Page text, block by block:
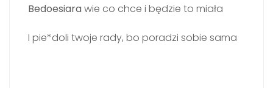
Bedoesiara wie co chce i będzie to miała
I pie*doli twoje rady, bo poradzi sobie sama